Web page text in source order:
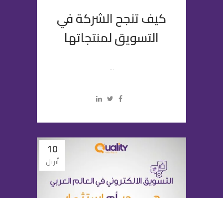
كيف تنجح الشركة في
التسويق لمنتجاتها
...
10
أبريل